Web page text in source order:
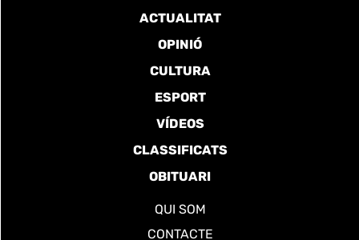
ACTUALITAT
OPINIÓ
CULTURA
ESPORT
VÍDEOS
CLASSIFICATS
OBITUARI
QUI SOM
CONTACTE